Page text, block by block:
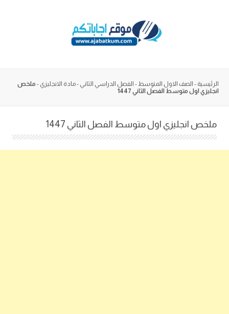
الرئيسية - الصف الاول المتوسط - الفصل الدراسي الثاني -مادة الانجليزي - ملخص
انجليزي اول متوسط الفصل الثاني 1447
ملخص انجليزي اول متوسط الفصل الثاني 1447